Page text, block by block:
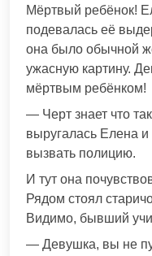
Мёртвый ребёнок!
подевалась её
она было обычной
ужасную картину.
мёртвым ребёнком!
— Черт знает что
выругалась Елена и
вызвать полицию.
И тут она
Рядом стоял
Видимо, бывший
— Девушка, вы не